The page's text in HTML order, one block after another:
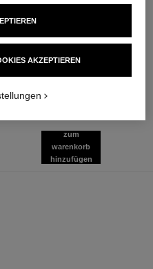
Zerstäuber
ab
zum
warenkorb
hinzufügen
AKZEPTIEREN